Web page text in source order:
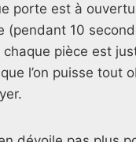
porte est à
(pendant 10
pièce est
l’on puisse tout